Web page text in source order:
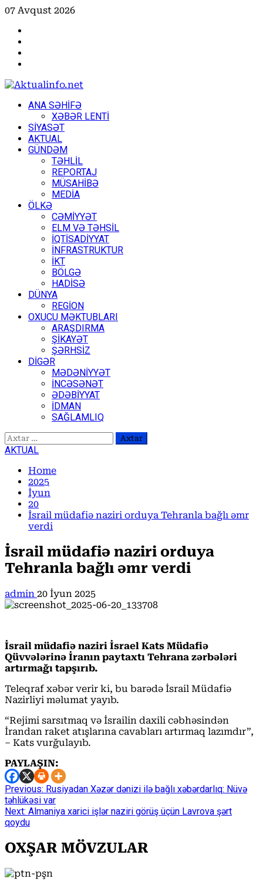
Skip
content
07 Avqust 2026
PrimaryANA SƏHİFƏ
XƏBƏR LENTİ
SİYASƏT
AKTUAL
GÜNDƏM
TƏHLİL
REPORTAJ
MÜSAHİBƏ
MEDİA
ÖLKƏ
CƏMİYYƏT
ELM VƏ TƏHSİL
İQTİSADİYYAT
İNFRASTRUKTUR
İKT
BÖLGƏ
HADİSƏ
DÜNYA
REGİON
OXUCU MƏKTUBLARI
ARAŞDIRMA
ŞİKAYƏT
ŞƏRHSİZ
DİGƏR
MƏDƏNİYYƏT
İNCƏSƏNƏT
ƏDƏBİYYAT
İDMAN
SAĞLAMLIQ
Axtarış:
AKTUAL
Home
2025
İyun
20
İsrail müdafiə naziri orduya Tehranla bağlı əmr
verdi
İsrail müdafiə naziri orduya
Tehranla bağlı əmr verdi
admin 20 İyun 2025
İsrail müdafiə naziri İsrael Kats Müdafiə
Qüvvələrinə İranın paytaxtı Tehrana zərbələri
artırmağı tapşırıb.
Teleqraf xəbər verir ki, bu barədə İsrail Müdafiə
Nazirliyi məlumat yayıb.
“Rejimi sarsıtmaq və İsrailin daxili cəbhəsindən
İrandan raket atışlarına cavabları artırmaq lazımdır”,
– Kats vurğulayıb.
PAYLAŞIN:
Continue
Reading
Previous: Rusiyadan Xəzər dənizi ilə bağlı xəbərdarlıq: Nüvə
təhlükəsi var
Next: Almaniya xarici işlər naziri görüş üçün Lavrova şərt
qoydu
OXŞAR MÖVZULAR